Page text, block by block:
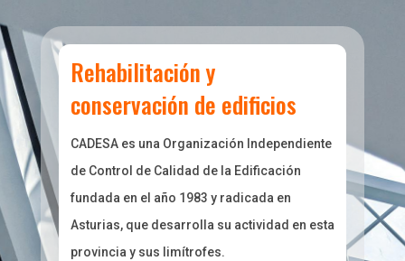
Rehabilitación y
conservación de edificios
CADESA es una Organización Independiente
de Control de Calidad de la Edificación
fundada en el año 1983 y radicada en
Asturias, que desarrolla su actividad en esta
provincia y sus limítrofes.